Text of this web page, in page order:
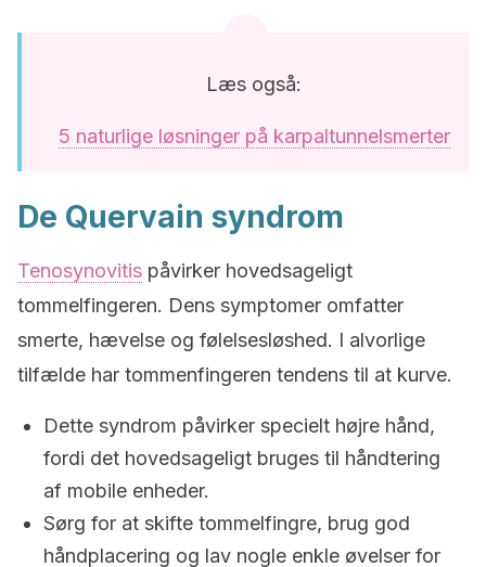
Læs også:
5 naturlige løsninger på karpaltunnelsmerter
De Quervain syndrom
Tenosynovitis påvirker hovedsageligt
tommelfingeren. Dens symptomer omfatter
smerte, hævelse og følelsesløshed. I alvorlige
tilfælde har tommenfingeren tendens til at kurve.
Dette syndrom påvirker specielt højre hånd,
fordi det hovedsageligt bruges til håndtering
af mobile enheder.
Sørg for at skifte tommelfingre, brug god
håndplacering og lav nogle enkle øvelser for